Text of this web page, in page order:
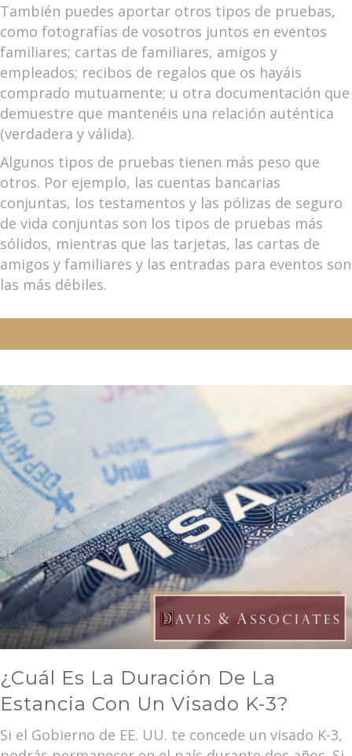
También puedes aportar otros tipos de pruebas,
como fotografías de vosotros juntos en eventos
familiares; cartas de familiares, amigos y
empleados; recibos de regalos que os hayáis
comprado mutuamente; u otra documentación que
demuestre que mantenéis una relación auténtica
(verdadera y válida).
Algunos tipos de pruebas tienen más peso que
otros. Por ejemplo, las cuentas bancarias
conjuntas, los testamentos y las pólizas de seguro
de vida conjuntas son los tipos de pruebas más
sólidos, mientras que las tarjetas, las cartas de
amigos y familiares y las entradas para eventos son
las más débiles.
¿Cuál Es La Duración De La
Estancia Con Un Visado K-3?
Si el Gobierno de EE. UU. te concede un visado K-3,